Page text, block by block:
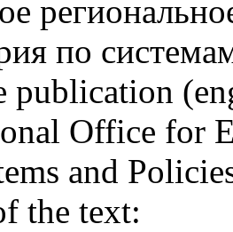
по
publication
Office for
and
the text: